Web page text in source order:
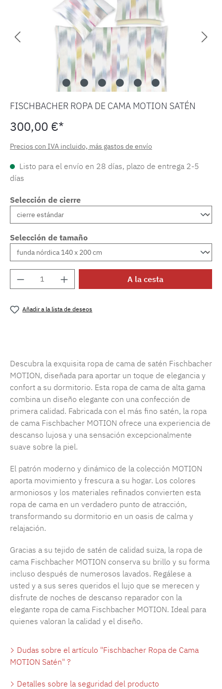
FISCHBACHER ROPA DE CAMA MOTION SATÉN
300,00 €*
Precios con IVA incluido, más gastos de envío
Listo para el envío en 28 días, plazo de entrega 2-5
días
Selección de cierre
Selección de tamaño
Cantidad del producto: introduce la
A la cesta
Añadir a la lista de deseos
Descubra la exquisita ropa de cama de satén Fischbacher
MOTION, diseñada para aportar un toque de elegancia y
confort a su dormitorio. Esta ropa de cama de alta gama
combina un diseño elegante con una confección de
primera calidad. Fabricada con el más fino satén, la ropa
de cama Fischbacher MOTION ofrece una experiencia de
descanso lujosa y una sensación excepcionalmente
suave sobre la piel.
El patrón moderno y dinámico de la colección MOTION
aporta movimiento y frescura a su hogar. Los colores
armoniosos y los materiales refinados convierten esta
ropa de cama en un verdadero punto de atracción,
transformando su dormitorio en un oasis de calma y
relajación.
Gracias a su tejido de satén de calidad suiza, la ropa de
cama Fischbacher MOTION conserva su brillo y su forma
incluso después de numerosos lavados. Regálese a
usted y a sus seres queridos el lujo que se merecen y
disfrute de noches de descanso reparador con la
elegante ropa de cama Fischbacher MOTION. Ideal para
quienes valoran la calidad y el diseño.
Dudas sobre el artículo "Fischbacher Ropa de Cama
MOTION Satén" ?
Detalles sobre la seguridad del producto